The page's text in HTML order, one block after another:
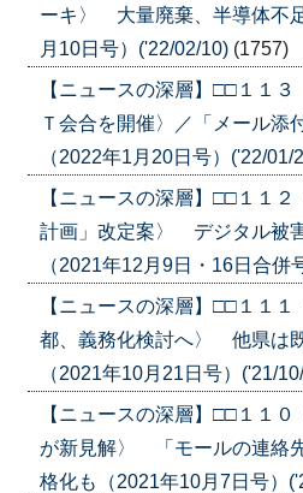
ーキ〉 大量廃棄、半導体不
月10日号）('22/02/10) (1757)
【ニュースの深層】□□１１
Ｔ会合を開催〉／「メール添
（2022年1月20日号）('22/01/
【ニュースの深層】□□１１
計画」改定案〉 デジタル被
（2021年12月9日・16日合併
【ニュースの深層】□□１１
都、義務化検討へ〉 他県は
（2021年10月21日号）('21/
【ニュースの深層】□□１１
が新見解〉 「モールの連絡
格化も（2021年10月7日号）